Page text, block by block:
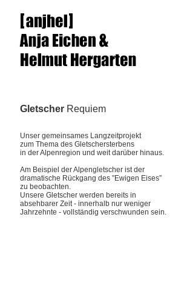
Gletscher Requiem
Unser gemeinsames Langzeitprojekt
zum Thema des Gletschersterbens
in der Alpenregion und weit darüber hinaus.
Am Beispiel der Alpengletscher ist der
dramatische Rückgang des ”Ewigen Eises”
zu beobachten.
Unsere Gletscher werden bereits in
absehbarer Zeit - innerhalb nur weniger
Jahrzehnte - vollständig verschwunden sein.